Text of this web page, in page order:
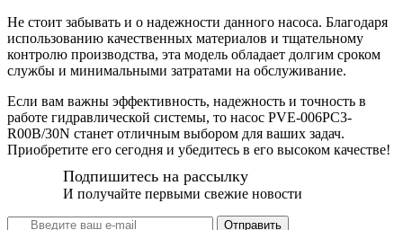
Не стоит забывать и о надежности данного насоса. Благодаря
использованию качественных материалов и тщательному
контролю производства, эта модель обладает долгим сроком
службы и минимальными затратами на обслуживание.
Если вам важны эффективность, надежность и точность в
работе гидравлической системы, то насос PVE-006PC3-
R00B/30N станет отличным выбором для ваших задач.
Приобретите его сегодня и убедитесь в его высоком качестве!
Подпишитесь на рассылку
И получайте первыми свежие новости
Отправить